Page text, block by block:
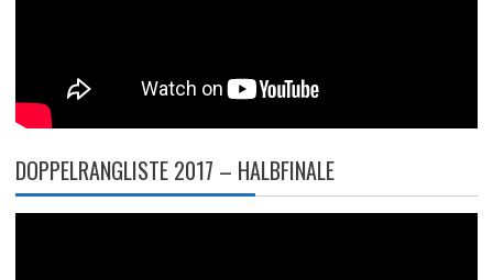
DOPPELRANGLISTE 2017 – HALBFINALE